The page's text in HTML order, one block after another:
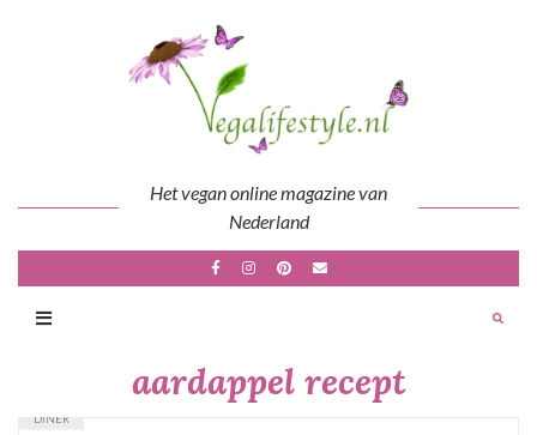
Het vegan online magazine van
Nederland
aardappel recept
DINER